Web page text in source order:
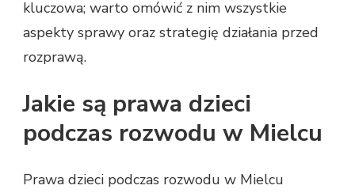
kluczowa; warto omówić z nim wszystkie
aspekty sprawy oraz strategię działania przed
rozprawą.
Jakie są prawa dzieci
podczas rozwodu w Mielcu
Prawa dzieci podczas rozwodu w Mielcu